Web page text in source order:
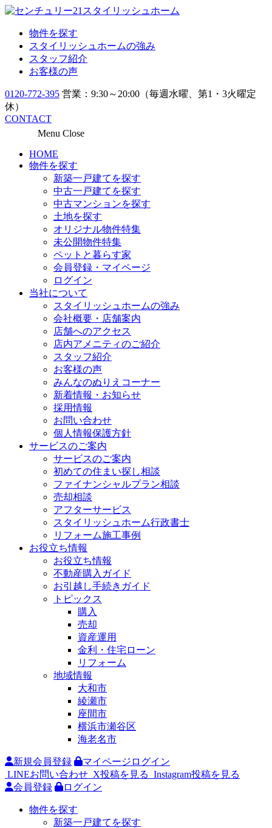
物件を探す
スタイリッシュホームの強み
スタッフ紹介
お客様の声
0120-772-395 営業：9:30～20:00（毎週水曜、第1・3火曜定
休）
CONTACT
Menu Close
HOME
物件を探す
新築一戸建てを探す
中古一戸建てを探す
中古マンションを探す
土地を探す
オリジナル物件特集
未公開物件特集
ペットと暮らす家
会員登録・マイページ
ログイン
当社について
スタイリッシュホームの強み
会社概要・店舗案内
店舗へのアクセス
店内アメニティのご紹介
スタッフ紹介
お客様の声
みんなのぬりえコーナー
新着情報・お知らせ
採用情報
お問い合わせ
個人情報保護方針
サービスのご案内
サービスのご案内
初めての住まい探し相談
ファイナンシャルプラン相談
売却相談
アフターサービス
スタイリッシュホーム行政書士
リフォーム施工事例
お役立ち情報
お役立ち情報
不動産購入ガイド
お引越し手続きガイド
トピックス
購入
売却
資産運用
金利・住宅ローン
リフォーム
地域情報
大和市
綾瀬市
座間市
横浜市瀬谷区
海老名市
新規会員登録
マイページログイン
LINEお問い合わせ X投稿を見る Instagram投稿を見る
会員登録
ログイン
物件を探す
新築一戸建てを探す